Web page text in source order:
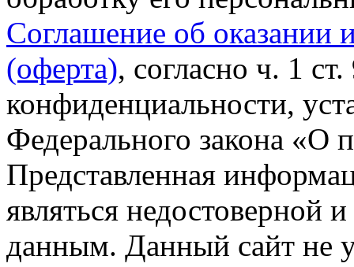
Соглашение об оказании
(оферта), согласно ч. 1
конфиденциальности,
Федерального закона «О
Представленная
являться недостоверной
данным. Данный сайт не